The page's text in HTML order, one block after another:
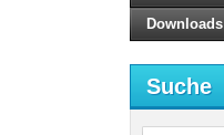
Downloads
Suche